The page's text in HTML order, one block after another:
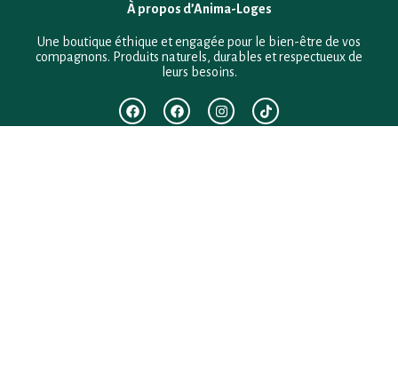
À propos d’Anima-Loges
Une boutique éthique et engagée pour le bien-être de vos
compagnons. Produits naturels, durables et respectueux de
leurs besoins.